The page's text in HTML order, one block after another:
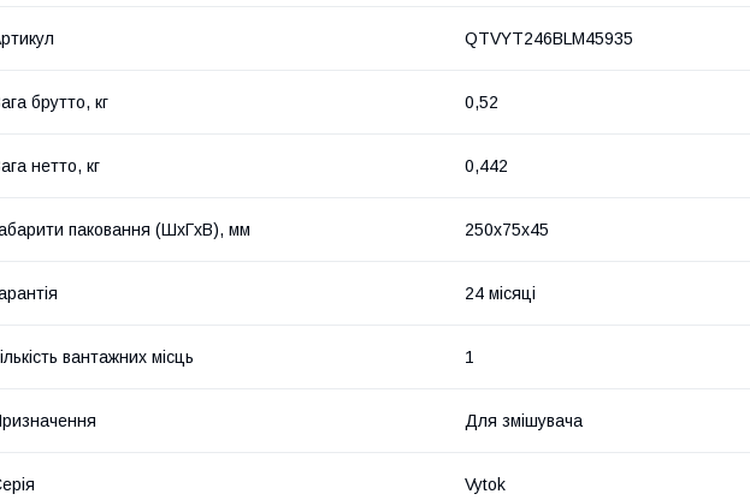
QTVYT246BLM45935
брутто, кг 0,52
нетто, кг 0,442
паковання (ШхГхВ), мм 250х75х45
24 місяці
вантажних місць 1
Для змішувача
Vytok